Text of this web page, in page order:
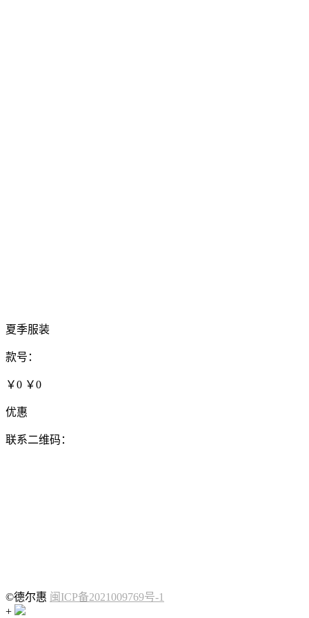
夏季服装
款号：
￥0 ￥0
优惠
联系二维码：
©德尔惠 闽ICP备2021009769号-1
+